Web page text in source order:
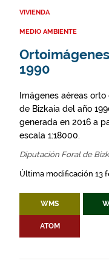
VIVIENDA
MEDIO AMBIENTE
1990
Imágenes aéreas
de Bizkaia del año
generada en 2016 a
escala 1:18000.
Diputación Foral de
Última modificación 13
WMS
ATOM